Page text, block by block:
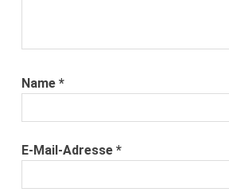
Name*
E-Mail-Adresse*